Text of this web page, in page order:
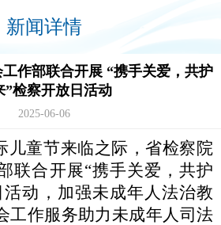
新闻详情
作部联合开展 “携手关爱，共护
”检察开放日活动
2025-06-06
儿童节来临之际，省检察院
联合开展“携手关爱，共护
动，加强未成年人法治教
工作服务助力未成年人司法